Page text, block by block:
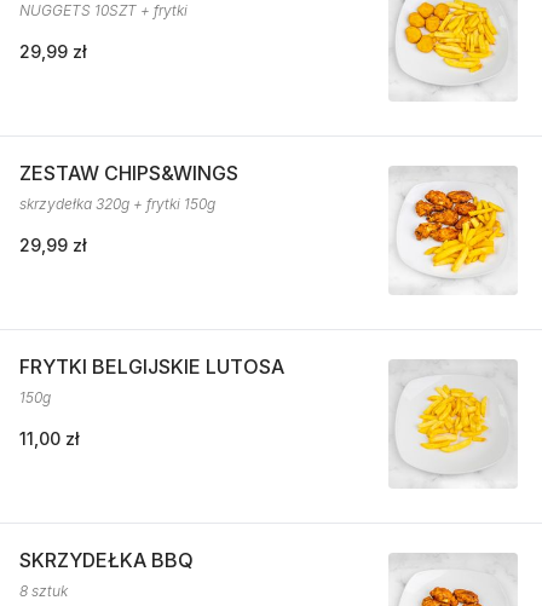
NUGGETS 10SZT + frytki
29,99 zł
ZESTAW CHIPS&WINGS
skrzydełka 320g + frytki 150g
29,99 zł
FRYTKI BELGIJSKIE LUTOSA
150g
11,00 zł
SKRZYDEŁKA BBQ
8 sztuk